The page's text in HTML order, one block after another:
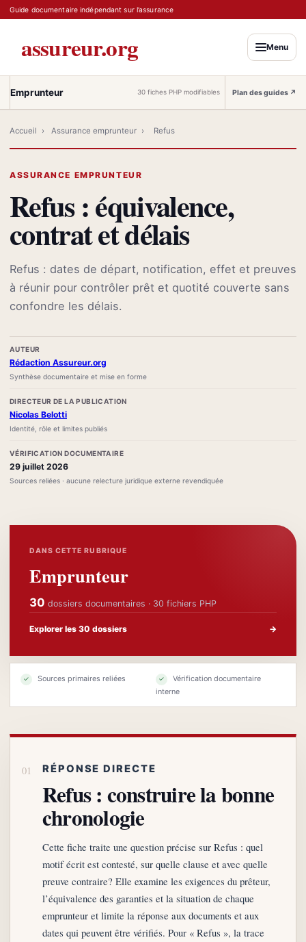
Guide documentaire indépendant sur l’assurance
assureur.org Menu
Emprunteur 30 fiches PHP modifiables Plan des guides ↗
Accueil › Assurance emprunteur › Refus
ASSURANCE EMPRUNTEUR
Refus : équivalence,
contrat et délais
Refus : dates de départ, notification, effet et preuves
à réunir pour contrôler prêt et quotité couverte sans
confondre les délais.
AUTEUR
Rédaction Assureur.org
Synthèse documentaire et mise en forme
DIRECTEUR DE LA PUBLICATION
Nicolas Belotti
Identité, rôle et limites publiés
VÉRIFICATION DOCUMENTAIRE
29 juillet 2026
Sources reliées · aucune relecture juridique externe revendiquée
DANS CETTE RUBRIQUE
Emprunteur
30 dossiers documentaires · 30 fichiers PHP
Explorer les 30 dossiers →
✓ Sources primaires reliées ✓
Vérification documentaire
interne
RÉPONSE DIRECTE
Refus : construire la bonne
chronologie
Cette fiche traite une question précise sur Refus : quel
motif écrit est contesté, sur quelle clause et avec quelle
preuve contraire? Elle examine les exigences du prêteur,
l’équivalence des garanties et la situation de chaque
emprunteur et limite la réponse aux documents et aux
dates qui peuvent être vérifiés. Pour « Refus », la trace